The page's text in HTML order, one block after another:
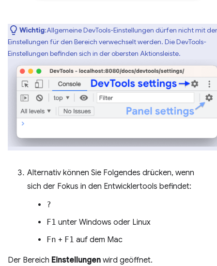
Wichtig:Allgemeine DevTools-Einstellungen dürfen nicht mit
Einstellungen für den Bereich verwechselt werden. Die DevTools-
Einstellungen befinden sich in der obersten Aktionsleiste.
Alternativ können Sie Folgendes drücken, wenn
sich der Fokus in den Entwicklertools befindet:
?
F1 unter Windows oder Linux
Fn + F1 auf dem Mac
Der Bereich Einstellungen wird geöffnet.